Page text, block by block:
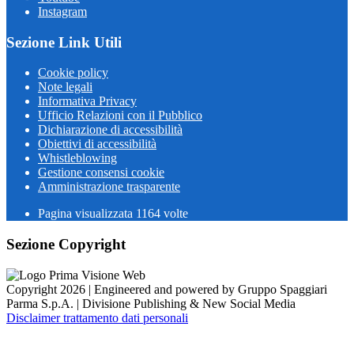
Instagram
Sezione Link Utili
Cookie policy
Note legali
Informativa Privacy
Ufficio Relazioni con il Pubblico
Dichiarazione di accessibilità
Obiettivi di accessibilità
Whistleblowing
Gestione consensi cookie
Amministrazione trasparente
Pagina visualizzata 1164 volte
Sezione Copyright
Copyright 2026 | Engineered and powered by Gruppo Spaggiari
Parma S.p.A. | Divisione Publishing & New Social Media
Disclaimer trattamento dati personali